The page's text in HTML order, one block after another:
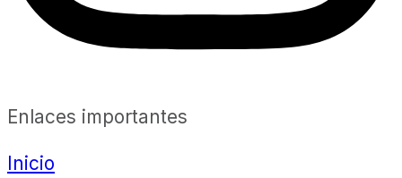
Enlaces importantes
Inicio